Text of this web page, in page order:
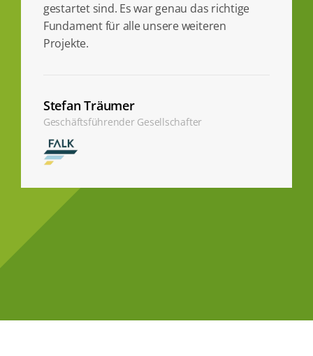
gestartet sind. Es war genau das richtige
Fundament für alle unsere weiteren
Projekte.
Stefan Träumer
Geschäftsführender Gesellschafter